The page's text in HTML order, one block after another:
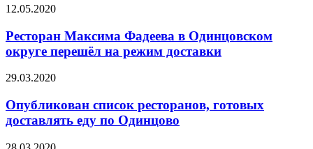
12.05.2020
Ресторан Максима Фадеева в Одинцовском
округе перешёл на режим доставки
29.03.2020
Опубликован список ресторанов, готовых
доставлять еду по Одинцово